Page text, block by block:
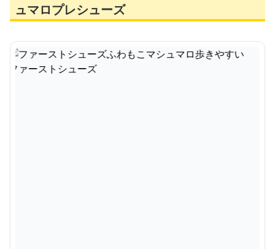
ュマロプレシューズ